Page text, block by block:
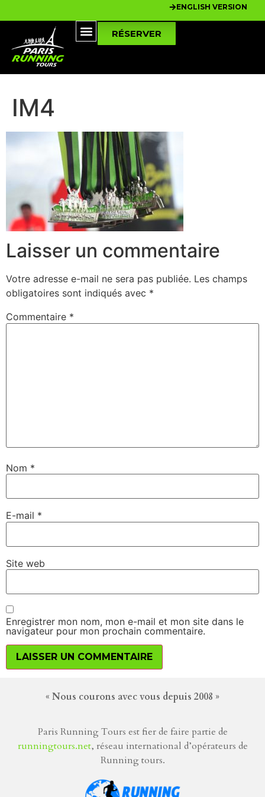
ENGLISH VERSION
RÉSERVER
IM4
Laisser un commentaire
Votre adresse e-mail ne sera pas publiée. Les champs
obligatoires sont indiqués avec *
Commentaire *
Nom *
E-mail *
Site web
Enregistrer mon nom, mon e-mail et mon site dans le
navigateur pour mon prochain commentaire.
« Nous courons avec vous depuis 2008 »
Paris Running Tours est fier de faire partie de
runningtours.net, réseau international d’opérateurs de
Running tours.